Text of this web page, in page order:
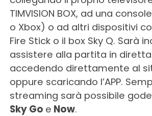
TIMVISION BOX, ad una
o Xbox) o ad altri dispositivi
Fire Stick o il box Sky Q. Sarà
assistere alla partita in
accedendo direttamente al
oppure scaricando l’APP.
streaming sarà possibile
Sky Go e Now.